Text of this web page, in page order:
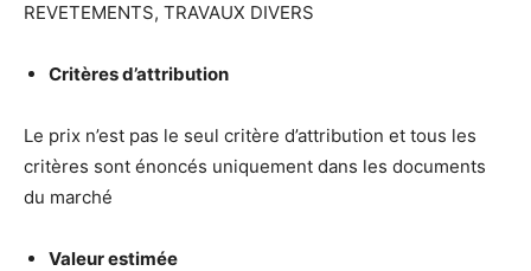
REVETEMENTS, TRAVAUX DIVERS
Critères d’attribution
Le prix n’est pas le seul critère d’attribution et tous les
critères sont énoncés uniquement dans les documents
du marché
Valeur estimée